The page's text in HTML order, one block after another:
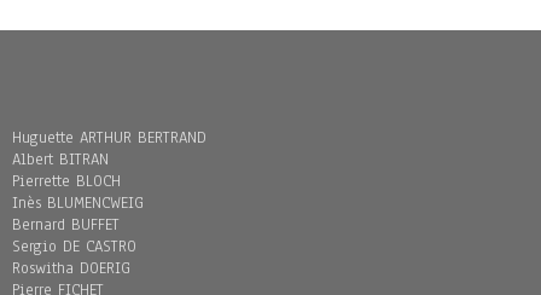
Huguette ARTHUR BERTRAND
Albert BITRAN
Pierrette BLOCH
Inès BLUMENCWEIG
Bernard BUFFET
Sergio DE CASTRO
Roswitha DOERIG
Pierre FICHET